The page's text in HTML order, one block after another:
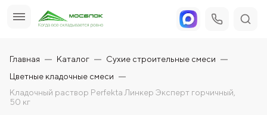
Главная Каталог
Сухие строительные смеси
Цветные кладочные смеси
Кладочный раствор Perfekta Линкер Эксперт горчичный,
50 кг